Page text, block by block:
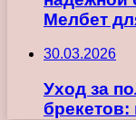
Мелбет
30.03.2026
Уход за